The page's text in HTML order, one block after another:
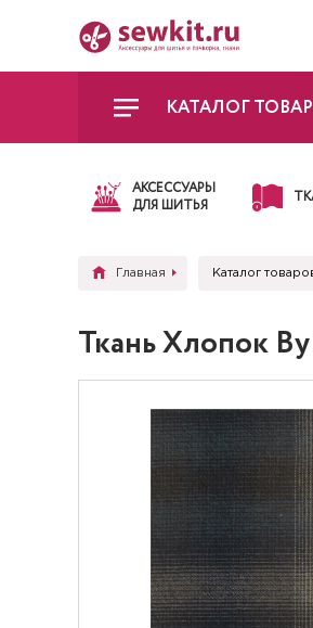
КАТАЛОГ
АКСЕССУАРЫ
ДЛЯ ШИТЬЯ
Главная Каталог
Ткань Хлопок